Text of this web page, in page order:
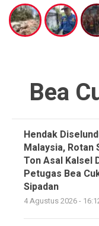
Bea
Hendak
Malaysia, Rotan
Ton Asal Kalsel
Petugas Bea
Sipadan
4 Agustus 2026 -